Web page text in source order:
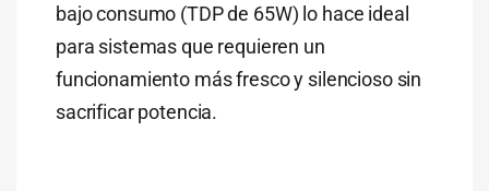
bajo consumo (TDP de 65W) lo hace ideal
para sistemas que requieren un
funcionamiento más fresco y silencioso sin
sacrificar potencia.